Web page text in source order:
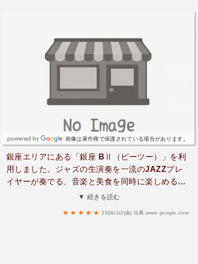
び”が毎皿に詰まっていました😋そして嬉しいの
が、豊富なドリンクが3時間飲み放題で楽しめる
こと。生ビールの爽やかな泡、グラスをすっと傾
かったなぁ」としみじみ感じました🍻✨生演奏が
流れる中でシェフが丁寧に作る美食に舌鼓を打
×美食”の組み合わせで、贅沢な夜を過ごしたい方
に心からおすすめしたい場所です💫
画像は著作権で保護されている場合があります。
銀座エリアにある「銀座 BⅡ（ビーツー）」を利
用しました。ジャズの生演奏を一流のJAZZプレ
イヤーが奏でる、音楽と美食を同時に楽しめるM
USIC&BAR Restaurantです🌟クラシックやジャ
▼ 続きを読む
2026/1/2(金) 出典:www.google.com